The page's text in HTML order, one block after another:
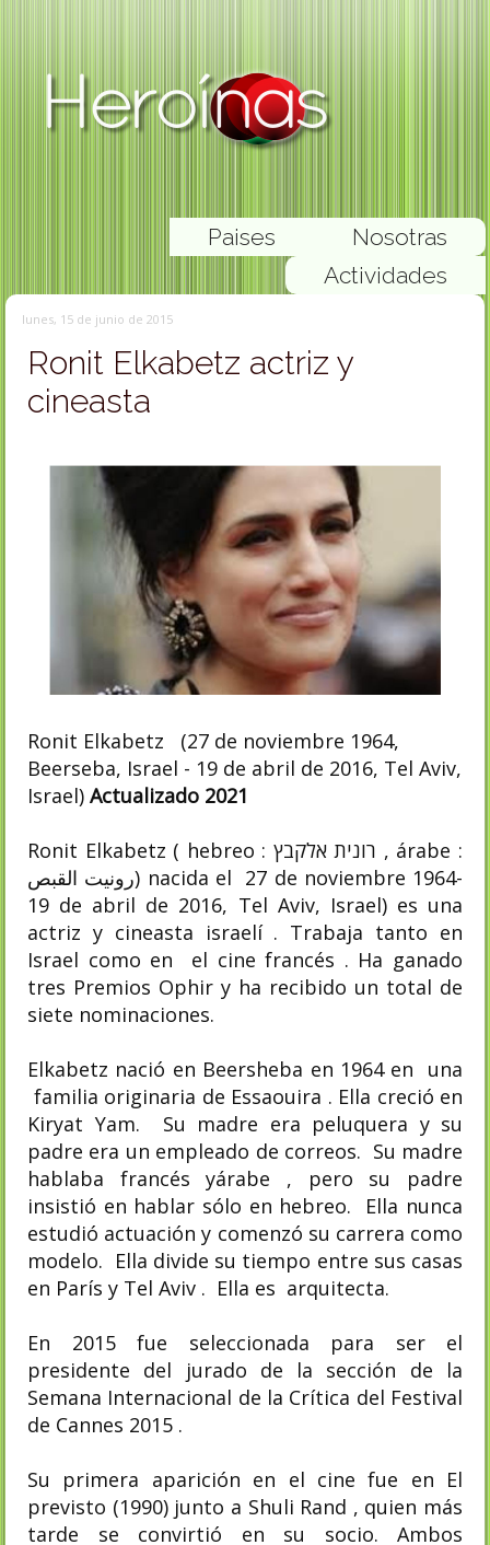
Nosotras
Paises
Actividades
lunes, 15 de junio de 2015
Ronit Elkabetz actriz y
cineasta
Ronit Elkabetz (27 de noviembre 1964,
Beerseba, Israel - 19 de abril de 2016, Tel Aviv,
Israel) Actualizado 2021
Ronit Elkabetz ( hebreo : רונית אלקבץ , árabe :
رونيت القبص) nacida el 27 de noviembre 1964-
19 de abril de 2016, Tel Aviv, Israel) es una
actriz y cineasta israelí . Trabaja tanto en
Israel como en el cine francés . Ha ganado
tres Premios Ophir y ha recibido un total de
siete nominaciones.
Elkabetz nació en Beersheba en 1964 en una
familia originaria de Essaouira . Ella creció en
Kiryat Yam. Su madre era peluquera y su
padre era un empleado de correos. Su madre
hablaba francés yárabe , pero su padre
insistió en hablar sólo en hebreo. Ella nunca
estudió actuación y comenzó su carrera como
modelo. Ella divide su tiempo entre sus casas
en París y Tel Aviv . Ella es arquitecta.
En 2015 fue seleccionada para ser el
presidente del jurado de la sección de la
Semana Internacional de la Crítica del Festival
de Cannes 2015 .
Su primera aparición en el cine fue en El
previsto (1990) junto a Shuli Rand , quien más
tarde se convirtió en su socio. Ambos